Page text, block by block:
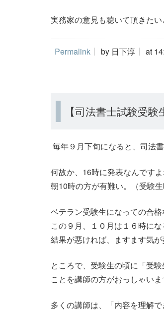
実務家の意見も聴いて頂きたい
Permalink by 日下淳 at
【司法書士試験受
毎年９月下旬になると、司法
何故か、16時に発表なんですよ
朝10時の方が有難い。（受験
ベテラン受験生になっての合格
この９月、１０月は１６時にな
結果が悪ければ、ますます気が
ところで、受験生の頃に「受
ことを講師の方がおっしゃいま
多くの講師は、「内容を理解